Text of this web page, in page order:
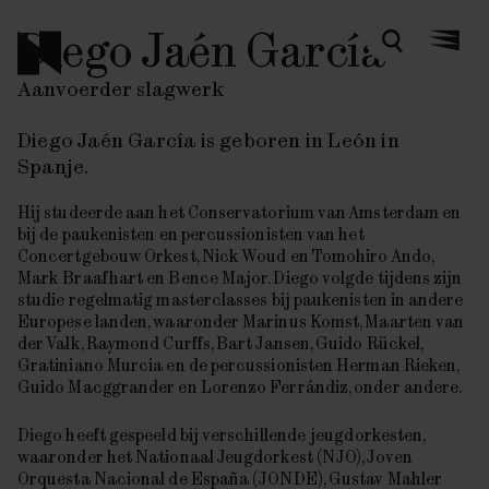
ZoekenMenu
Diego Jaén García
Aanvoerder slagwerk
Diego Jaén García is geboren in León in
Spanje.
Hij studeerde aan het Conservatorium van Amsterdam en
bij de paukenisten en percussionisten van het
Concertgebouw Orkest, Nick Woud en Tomohiro Ando,
Mark Braafhart en Bence Major. Diego volgde tijdens zijn
studie regelmatig masterclasses bij paukenisten in andere
Europese landen, waaronder Marinus Komst, Maarten van
der Valk, Raymond Curffs, Bart Jansen, Guido Rückel,
Gratiniano Murcia en de percussionisten Herman Rieken,
Guido Macggrander en Lorenzo Ferrándiz, onder andere.
Diego heeft gespeeld bij verschillende jeugdorkesten,
waaronder het Nationaal Jeugdorkest (NJO), Joven
Orquesta Nacional de España (JONDE), Gustav Mahler